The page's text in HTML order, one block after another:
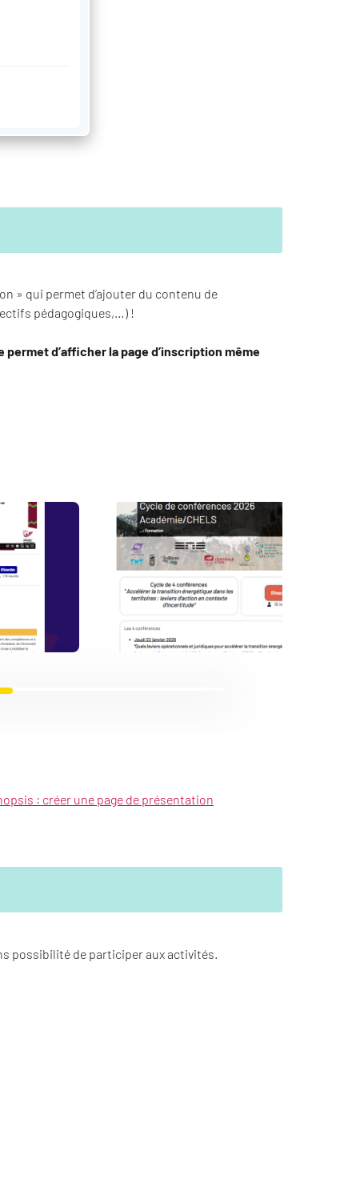
» qui permet d’ajouter du contenu de
pédagogiques,…) !
d’afficher la page d’inscription même
: créer une page de présentation
possibilité de participer aux activités.